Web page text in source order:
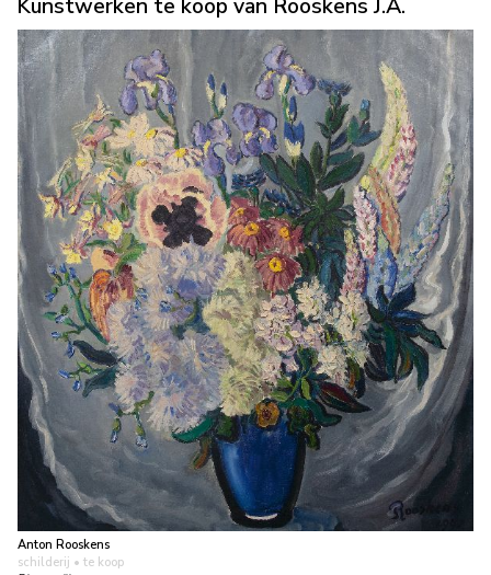
Kunstwerken te koop van Rooskens J.A.
Anton Rooskens
schilderij • te koop